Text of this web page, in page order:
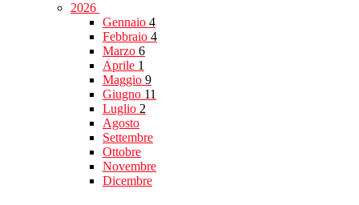
2026
Gennaio 4
Febbraio 4
Marzo 6
Aprile 1
Maggio 9
Giugno 11
Luglio 2
Agosto
Settembre
Ottobre
Novembre
Dicembre